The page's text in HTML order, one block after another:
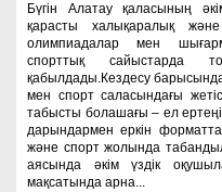
Бүгін Алатау қаласының
қарасты халықаралық және
олимпиадалар мен
спорттық сайыстарда
қабылдады.Кездесу
мен спорт саласындағы
табысты болашағы – ел
дарындармен еркін
және спорт жолында
аясында әкім үздік
мақсатында арна...